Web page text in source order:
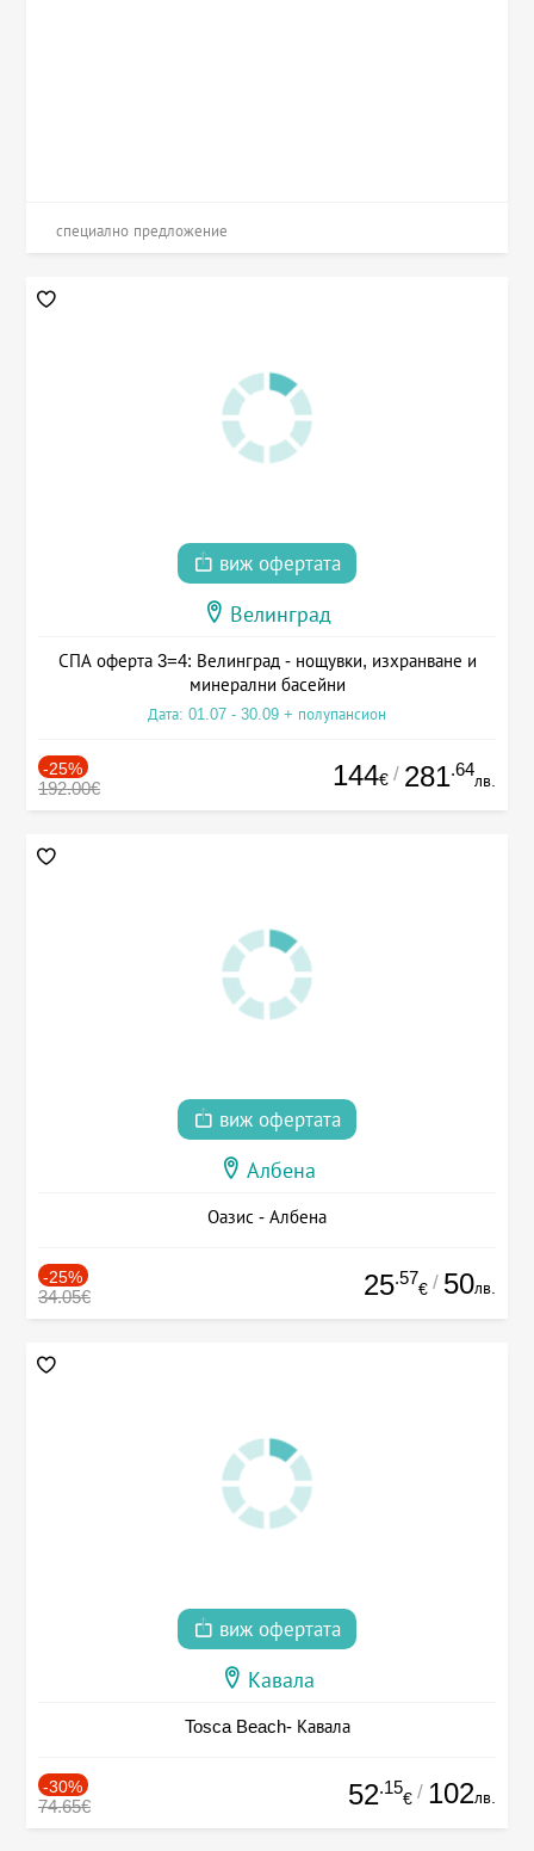
специално предложение
виж офертата
Велинград
СПА оферта 3=4: Велинград - нощувки, изхранване и
минерални басейни
Дата: 01.07 - 30.09 + полупансион
-25%
192.00€ 144€ / 281.64
лв.
виж офертата
Албена
Оазис - Албена
-25%
34.05€ 25.57
€ / 50лв.
виж офертата
Кавала
Tosca Beach- Кавала
-30%
74.65€ 52.15
€ / 102лв.